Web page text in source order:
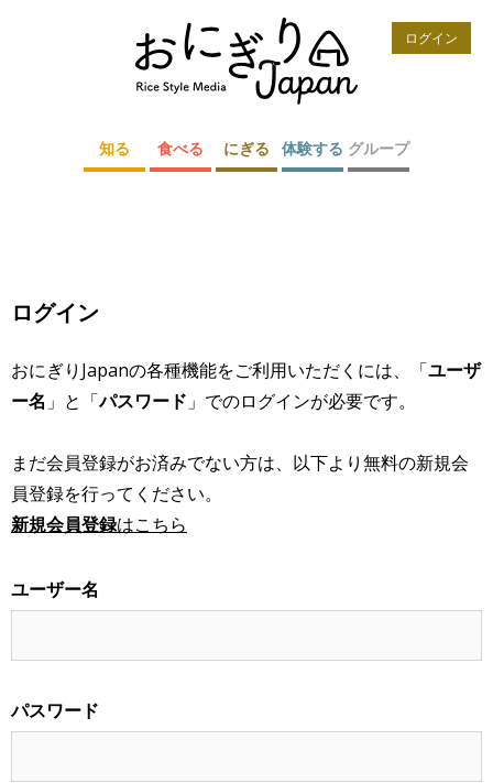
ログイン
知る 食べる にぎる 体験する グループ
ログイン
おにぎりJapanの各種機能をご利用いただくには、「ユーザ
ー名 」と「パスワード 」でのログインが必要です。
まだ会員登録がお済みでない方は、以下より無料の新規会
員登録を行ってください。
新規会員登録はこちら
ユーザー名
パスワード